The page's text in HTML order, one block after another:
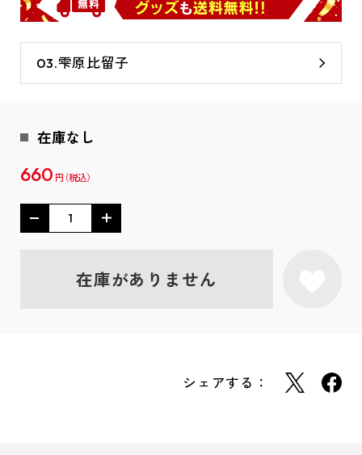
03.雫原比留子
在庫なし
660 円
在庫がありません
シェアする：